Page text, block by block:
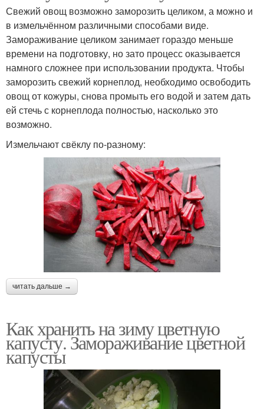
Свежий овощ возможно заморозить целиком, а можно и
в измельчённом различными способами виде.
Замораживание целиком занимает гораздо меньше
времени на подготовку, но зато процесс оказывается
намного сложнее при использовании продукта. Чтобы
заморозить свежий корнеплод, необходимо освободить
овощ от кожуры, снова промыть его водой и затем дать
ей стечь с корнеплода полностью, насколько это
возможно.
Измельчают свёклу по-разному:
читать дальше →
Как хранить на зиму цветную
капусту. Замораживание цветной
капусты